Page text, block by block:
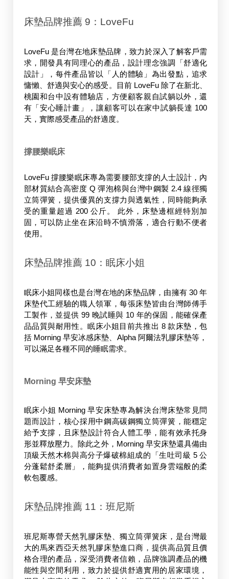
床墊品牌推薦 9：LoveFu
LoveFu 是台灣在地床墊品牌，致力於深入了解客戶需
求，開發具有同理心的產品，設計理念強調「舒適化
設計」，每件產品皆以「人的體驗」為出發點，追求
慵懶、舒適與安心的感受。目前 LoveFu 除了在新北、
桃園和台中設有體驗店，方便顧客親自試躺以外，還
有「安心睡計畫」，讓顧客可以在家中試躺長達 100
天，實際感受產品的舒適度。
撐腰樂眠床
LoveFu 撐腰樂眠床專為需要腰部支撐的人士設計，內
部材質結合高密度 Q 彈泡棉與台灣中鋼製 2.4 線徑獨
立筒彈簧，提供優異的支撐力與透氣性，同時能夠承
受的重量超過 200 公斤。 此外，床墊邊框經特別加
固，可以防止坐在床沿時不慎滑落，適合行動不便者
使用。
床墊品牌推薦 10： 眠床小姐
眠床小姐同樣也是台灣在地的床墊品牌，由擁有 30 年
床墊代工經驗的職人領軍，每張床墊皆由台灣師傅手
工製作，並提供 99 晚試睡與 10 年的保固，能確保產
品品質與耐用性。眠床小姐目前共推出 8 款床墊，包
括 Morning 早安冰感床墊、Alpha 阿爾法乳膠床墊等，
可以滿足各種不同的睡眠需求。
Morning 早安床墊
眠床小姐 Morning 早安床墊專為解決台灣床墊常見問
題而設計，核心採用中鋼高碳鋼獨立筒彈簧，能穩定
給予支撐，且床墊設計符合人體工學，能有效承托身
形並釋放壓力。除此之外，Morning 早安床墊還具備由
頂級天然木棉與高分子爆破棉組成的「生吐司級 5 公
分蓬鬆舒柔層」，能夠提供消費者如置身雲端般的柔
軟包覆感。
床墊品牌推薦 11：班尼斯
班尼斯專營天然乳膠床墊、獨立筒彈簧床，是台灣最
大的馬來西亞天然乳膠床墊進口商，提供高品質且價
格合理的產品，深受消費者信賴，品牌強調產品的機
能性與空間利用，致力於提供舒適實用的居家環境，